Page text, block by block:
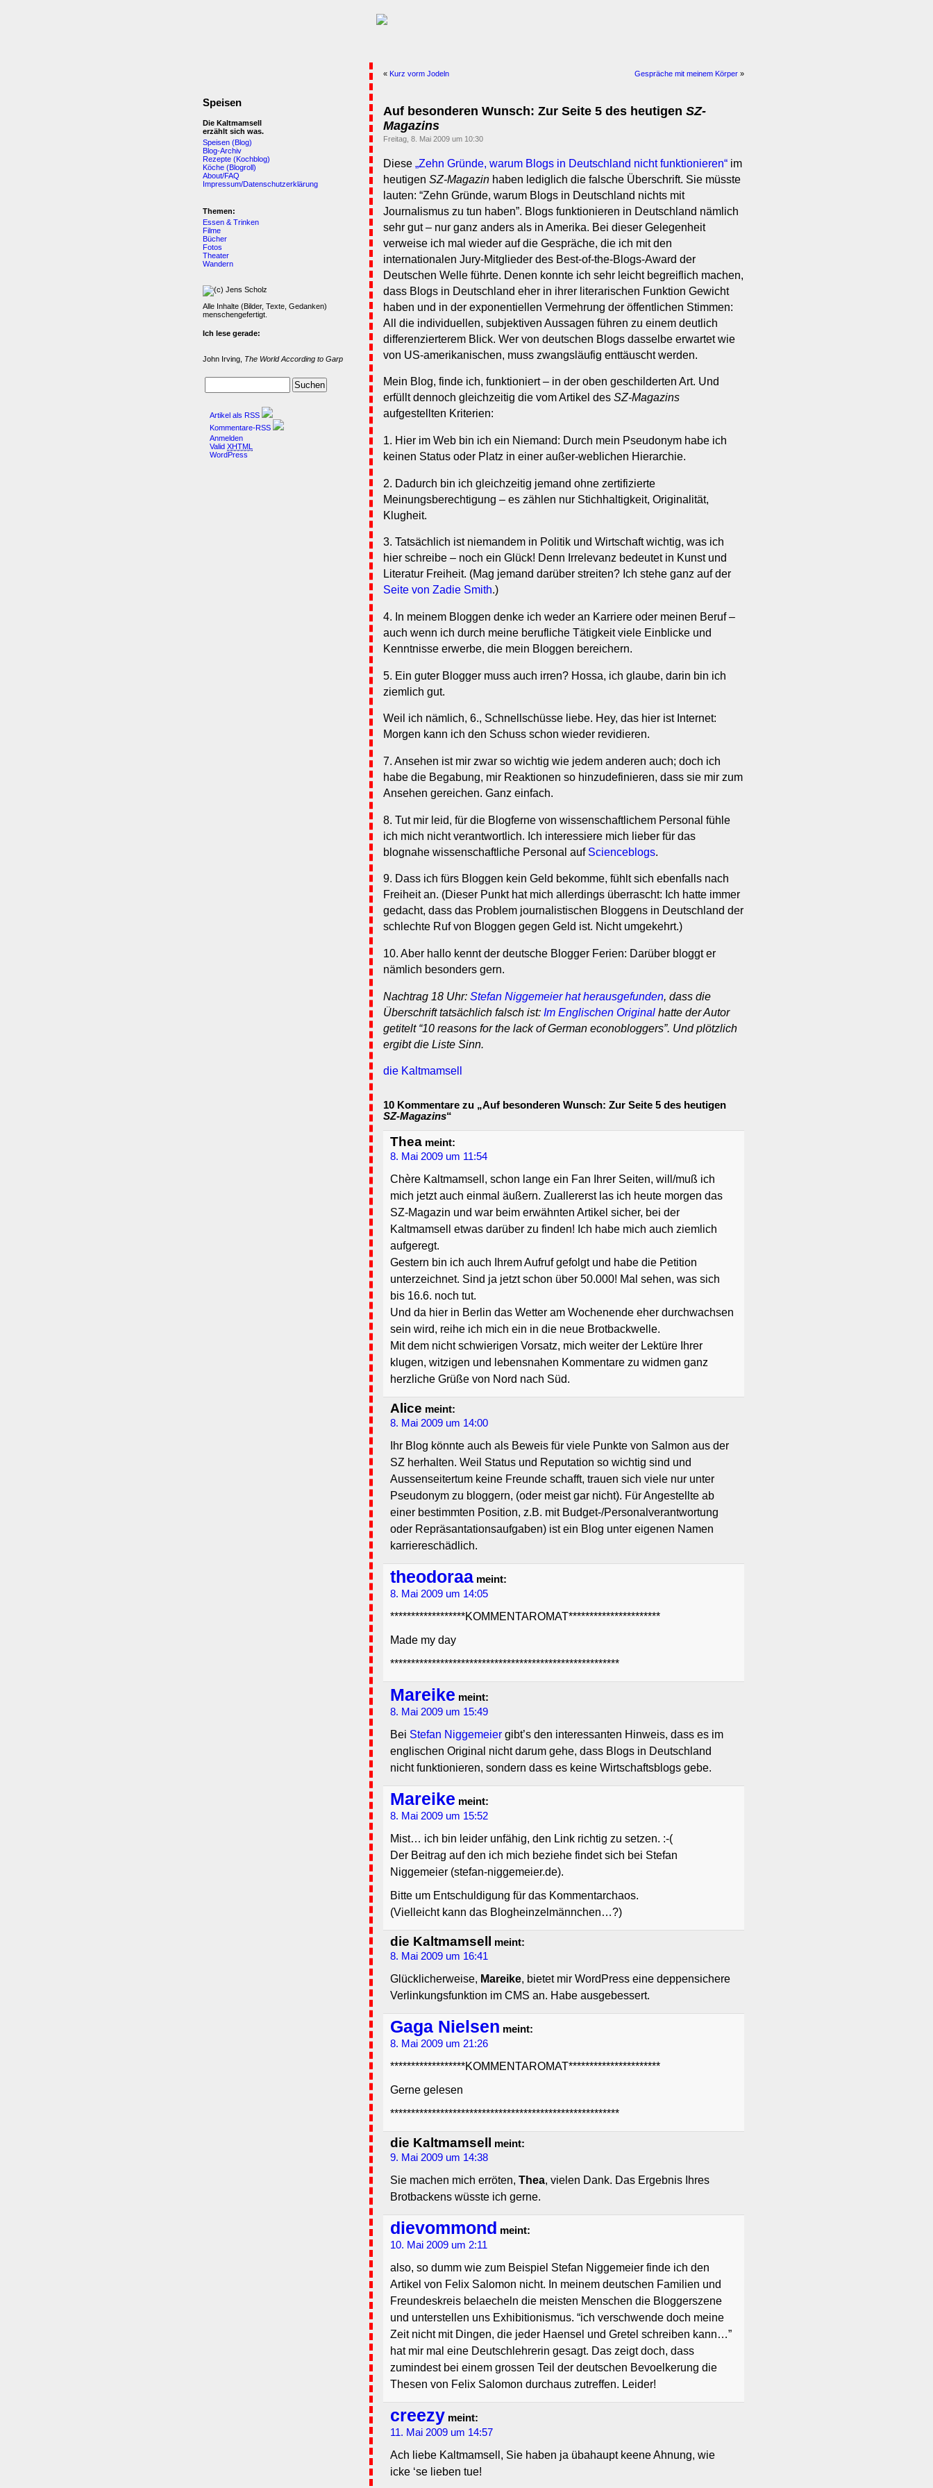
« Kurz vorm Jodeln Gespräche mit meinem Körper »
Auf besonderen Wunsch: Zur Seite 5 des heutigen SZ-
Magazins
Freitag, 8. Mai 2009 um 10:30
Diese „Zehn Gründe, warum Blogs in Deutschland nicht funktionieren“ im
heutigen SZ-Magazin haben lediglich die falsche Überschrift. Sie müsste
lauten: “Zehn Gründe, warum Blogs in Deutschland nichts mit
Journalismus zu tun haben”. Blogs funktionieren in Deutschland nämlich
sehr gut – nur ganz anders als in Amerika. Bei dieser Gelegenheit
verweise ich mal wieder auf die Gespräche, die ich mit den
internationalen Jury-Mitglieder des Best-of-the-Blogs-Award der
Deutschen Welle führte. Denen konnte ich sehr leicht begreiflich machen,
dass Blogs in Deutschland eher in ihrer literarischen Funktion Gewicht
haben und in der exponentiellen Vermehrung der öffentlichen Stimmen:
All die individuellen, subjektiven Aussagen führen zu einem deutlich
differenzierterem Blick. Wer von deutschen Blogs dasselbe erwartet wie
von US-amerikanischen, muss zwangsläufig enttäuscht werden.
Mein Blog, finde ich, funktioniert – in der oben geschilderten Art. Und
erfüllt dennoch gleichzeitig die vom Artikel des SZ-Magazins
aufgestellten Kriterien:
1. Hier im Web bin ich ein Niemand: Durch mein Pseudonym habe ich
keinen Status oder Platz in einer außer-weblichen Hierarchie.
2. Dadurch bin ich gleichzeitig jemand ohne zertifizierte
Meinungsberechtigung – es zählen nur Stichhaltigkeit, Originalität,
Klugheit.
3. Tatsächlich ist niemandem in Politik und Wirtschaft wichtig, was ich
hier schreibe – noch ein Glück! Denn Irrelevanz bedeutet in Kunst und
Literatur Freiheit. (Mag jemand darüber streiten? Ich stehe ganz auf der
Seite von Zadie Smith.)
4. In meinem Bloggen denke ich weder an Karriere oder meinen Beruf –
auch wenn ich durch meine berufliche Tätigkeit viele Einblicke und
Kenntnisse erwerbe, die mein Bloggen bereichern.
5. Ein guter Blogger muss auch irren? Hossa, ich glaube, darin bin ich
ziemlich gut.
Weil ich nämlich, 6., Schnellschüsse liebe. Hey, das hier ist Internet:
Morgen kann ich den Schuss schon wieder revidieren.
7. Ansehen ist mir zwar so wichtig wie jedem anderen auch; doch ich
habe die Begabung, mir Reaktionen so hinzudefinieren, dass sie mir zum
Ansehen gereichen. Ganz einfach.
8. Tut mir leid, für die Blogferne von wissenschaftlichem Personal fühle
ich mich nicht verantwortlich. Ich interessiere mich lieber für das
blognahe wissenschaftliche Personal auf Scienceblogs.
9. Dass ich fürs Bloggen kein Geld bekomme, fühlt sich ebenfalls nach
Freiheit an. (Dieser Punkt hat mich allerdings überrascht: Ich hatte immer
gedacht, dass das Problem journalistischen Bloggens in Deutschland der
schlechte Ruf von Bloggen gegen Geld ist. Nicht umgekehrt.)
10. Aber hallo kennt der deutsche Blogger Ferien: Darüber bloggt er
nämlich besonders gern.
Nachtrag 18 Uhr: Stefan Niggemeier hat herausgefunden, dass die
Überschrift tatsächlich falsch ist: Im Englischen Original hatte der Autor
getitelt “10 reasons for the lack of German econobloggers”. Und plötzlich
ergibt die Liste Sinn.
die Kaltmamsell
10 Kommentare zu „Auf besonderen Wunsch: Zur Seite 5 des heutigen
SZ-Magazins“
Thea meint:
8. Mai 2009 um 11:54
Chère Kaltmamsell, schon lange ein Fan Ihrer Seiten, will/muß ich
mich jetzt auch einmal äußern. Zuallererst las ich heute morgen das
SZ-Magazin und war beim erwähnten Artikel sicher, bei der
Kaltmamsell etwas darüber zu finden! Ich habe mich auch ziemlich
aufgeregt.
Gestern bin ich auch Ihrem Aufruf gefolgt und habe die Petition
unterzeichnet. Sind ja jetzt schon über 50.000! Mal sehen, was sich
bis 16.6. noch tut.
Und da hier in Berlin das Wetter am Wochenende eher durchwachsen
sein wird, reihe ich mich ein in die neue Brotbackwelle.
Mit dem nicht schwierigen Vorsatz, mich weiter der Lektüre Ihrer
klugen, witzigen und lebensnahen Kommentare zu widmen ganz
herzliche Grüße von Nord nach Süd.
Alice meint:
8. Mai 2009 um 14:00
Ihr Blog könnte auch als Beweis für viele Punkte von Salmon aus der
SZ herhalten. Weil Status und Reputation so wichtig sind und
Aussenseitertum keine Freunde schafft, trauen sich viele nur unter
Pseudonym zu bloggern, (oder meist gar nicht). Für Angestellte ab
einer bestimmten Position, z.B. mit Budget-/Personalverantwortung
oder Repräsantationsaufgaben) ist ein Blog unter eigenen Namen
karriereschädlich.
theodoraa meint:
8. Mai 2009 um 14:05
******************KOMMENTAROMAT**********************
Made my day
*******************************************************
Mareike meint:
8. Mai 2009 um 15:49
Bei Stefan Niggemeier gibt’s den interessanten Hinweis, dass es im
englischen Original nicht darum gehe, dass Blogs in Deutschland
nicht funktionieren, sondern dass es keine Wirtschaftsblogs gebe.
Mareike meint:
8. Mai 2009 um 15:52
Mist… ich bin leider unfähig, den Link richtig zu setzen. :-(
Der Beitrag auf den ich mich beziehe findet sich bei Stefan
Niggemeier (stefan-niggemeier.de).
Bitte um Entschuldigung für das Kommentarchaos.
(Vielleicht kann das Blogheinzelmännchen…?)
die Kaltmamsell meint:
8. Mai 2009 um 16:41
Glücklicherweise, Mareike, bietet mir WordPress eine deppensichere
Verlinkungsfunktion im CMS an. Habe ausgebessert.
Gaga Nielsen meint:
8. Mai 2009 um 21:26
******************KOMMENTAROMAT**********************
Gerne gelesen
*******************************************************
die Kaltmamsell meint:
9. Mai 2009 um 14:38
Sie machen mich erröten, Thea, vielen Dank. Das Ergebnis Ihres
Brotbackens wüsste ich gerne.
dievommond meint:
10. Mai 2009 um 2:11
also, so dumm wie zum Beispiel Stefan Niggemeier finde ich den
Artikel von Felix Salomon nicht. In meinem deutschen Familien und
Freundeskreis belaecheln die meisten Menschen die Bloggerszene
und unterstellen uns Exhibitionismus. “ich verschwende doch meine
Zeit nicht mit Dingen, die jeder Haensel und Gretel schreiben kann…”
hat mir mal eine Deutschlehrerin gesagt. Das zeigt doch, dass
zumindest bei einem grossen Teil der deutschen Bevoelkerung die
Thesen von Felix Salomon durchaus zutreffen. Leider!
creezy meint:
11. Mai 2009 um 14:57
Ach liebe Kaltmamsell, Sie haben ja übahaupt keene Ahnung, wie
icke ‘se lieben tue!
Speisen
Die Kaltmamsell
erzählt sich was.
Speisen (Blog)
Blog-Archiv
Rezepte (Kochblog)
Köche (Blogroll)
About/FAQ
Impressum/Datenschutzerklärung
Themen:
Essen & Trinken
Filme
Bücher
Fotos
Theater
Wandern
Alle Inhalte (Bilder, Texte, Gedanken)
menschengefertigt.
Ich lese gerade:
John Irving, The World According to Garp
Artikel als RSS
Kommentare-RSS
Anmelden
Valid XHTML
WordPress